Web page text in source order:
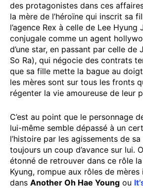
des protagonistes dans ces
la mère de l’héroïne qui inscrit sa
l’agence Rex à celle de Lee Hyung
conjugale comme un agent
d’une star, en passant par celle de
So Ra), qui négocie des contrats
que sa fille mette la bague au
les mères sont sur tous les fronts
régenter la vie amoureuse de leur
C’est au point que le personnage
lui-même semble dépassé à un
l’histoire par les agissements de
toujours un coup d’avance sur lui.
étonné de retrouver dans ce rôle
Kyung, rompue aux rôles de
dans Another Oh Hae Young ou